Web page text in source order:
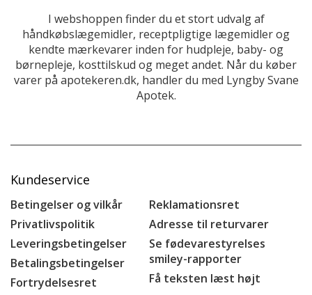
I webshoppen finder du et stort udvalg af
håndkøbslægemidler, receptpligtige lægemidler og
kendte mærkevarer inden for hudpleje, baby- og
børnepleje, kosttilskud og meget andet. Når du køber
varer på apotekeren.dk, handler du med Lyngby Svane
Apotek.
Kundeservice
Betingelser og vilkår
Privatlivspolitik
Leveringsbetingelser
Betalingsbetingelser
Fortrydelsesret
Reklamationsret
Adresse til returvarer
Se fødevarestyrelses
smiley-rapporter
Få teksten læst højt